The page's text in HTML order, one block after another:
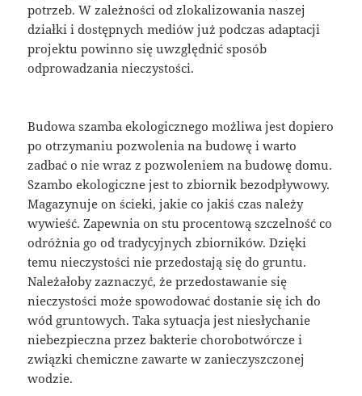
potrzeb. W zależności od zlokalizowania naszej
działki i dostępnych mediów już podczas adaptacji
projektu powinno się uwzględnić sposób
odprowadzania nieczystości.
Budowa szamba ekologicznego możliwa jest dopiero
po otrzymaniu pozwolenia na budowę i warto
zadbać o nie wraz z pozwoleniem na budowę domu.
Szambo ekologiczne jest to zbiornik bezodpływowy.
Magazynuje on ścieki, jakie co jakiś czas należy
wywieść. Zapewnia on stu procentową szczelność co
odróżnia go od tradycyjnych zbiorników. Dzięki
temu nieczystości nie przedostają się do gruntu.
Należałoby zaznaczyć, że przedostawanie się
nieczystości może spowodować dostanie się ich do
wód gruntowych. Taka sytuacja jest niesłychanie
niebezpieczna przez bakterie chorobotwórcze i
związki chemiczne zawarte w zanieczyszczonej
wodzie.